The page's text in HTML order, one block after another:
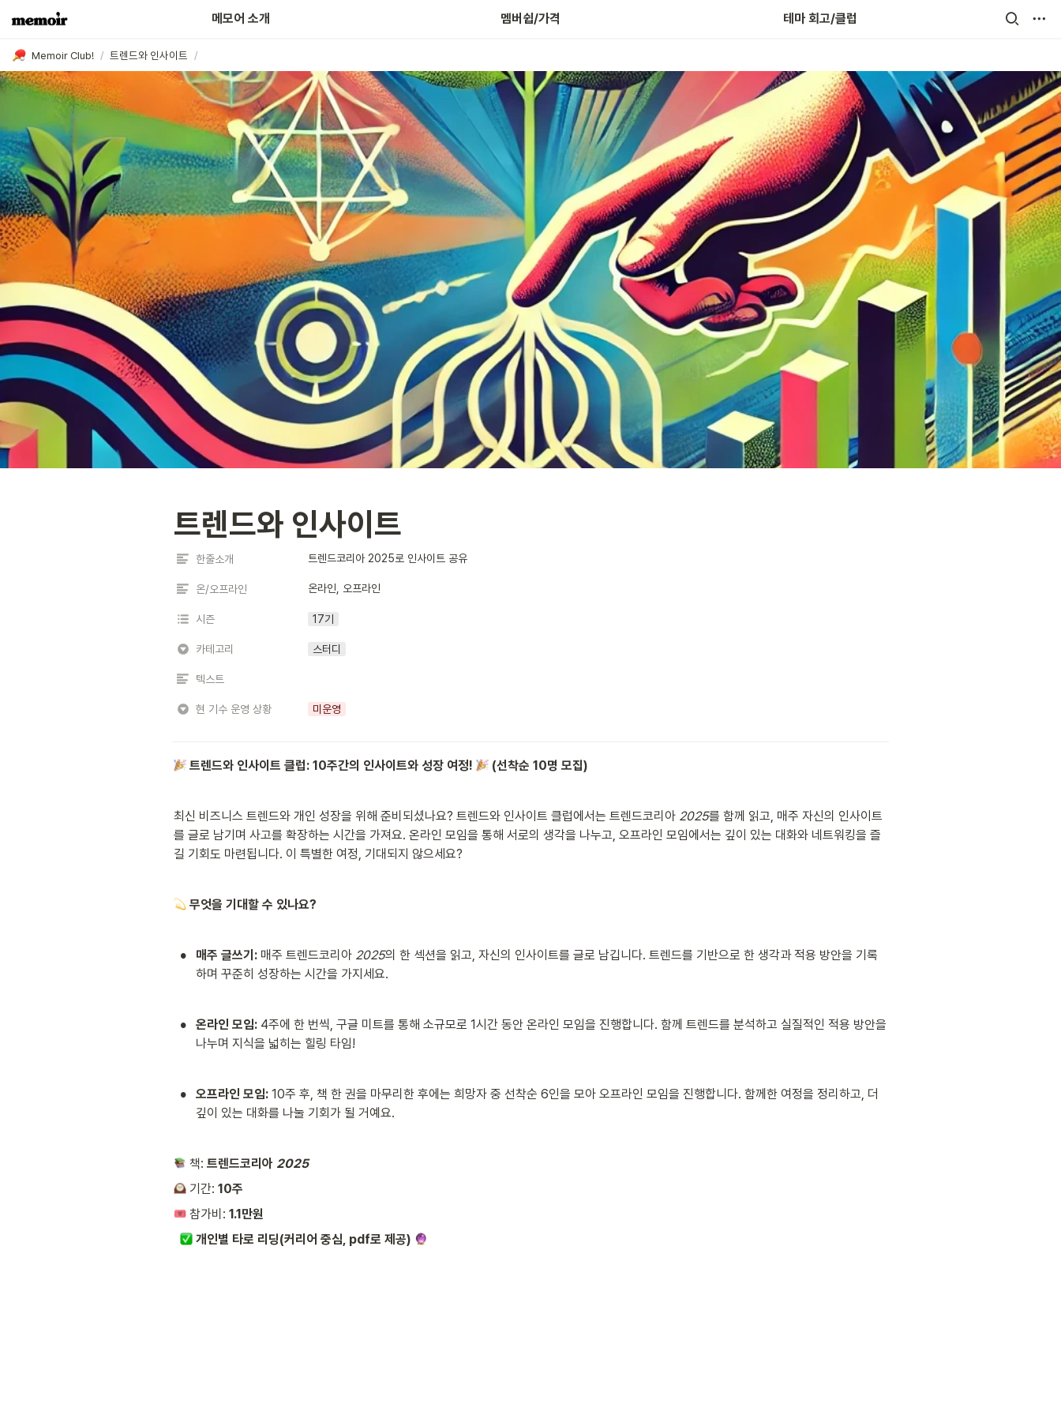
메모어 소개 멤버쉽/가격 테마 회고/클럽
Memoir Club! / 트렌드와 인사이트 /
어떤 분들이 함께하고 있나요? 나의 보증금 확인하기 회고인(人)터뷰
트렌드와 인사이트
한줄소개 트렌드코리아 2025로 인사이트 공유
온/오프라인 온라인, 오프라인
시즌 17기
카테고리 스터디
텍스트
현 기수 운영 상황 미운영
트렌드와 인사이트 클럽: 10주간의 인사이트와 성장 여정! (선착순 10명 모집)
최신 비즈니스 트렌드와 개인 성장을 위해 준비되셨나요? 트렌드와 인사이트 클럽에서는 트렌드코리아 2025를 함께 읽고, 매주 자신의 인사이트
를 글로 남기며 사고를 확장하는 시간을 가져요. 온라인 모임을 통해 서로의 생각을 나누고, 오프라인 모임에서는 깊이 있는 대화와 네트워킹을 즐
길 기회도 마련됩니다. 이 특별한 여정, 기대되지 않으세요?
무엇을 기대할 수 있나요?
• 매주 글쓰기: 매주 트렌드코리아 2025의 한 섹션을 읽고, 자신의 인사이트를 글로 남깁니다. 트렌드를 기반으로 한 생각과 적용 방안을 기록
하며 꾸준히 성장하는 시간을 가지세요.
• 온라인 모임: 4주에 한 번씩, 구글 미트를 통해 소규모로 1시간 동안 온라인 모임을 진행합니다. 함께 트렌드를 분석하고 실질적인 적용 방안을
나누며 지식을 넓히는 힐링 타임!
• 오프라인 모임: 10주 후, 책 한 권을 마무리한 후에는 희망자 중 선착순 6인을 모아 오프라인 모임을 진행합니다. 함께한 여정을 정리하고, 더
깊이 있는 대화를 나눌 기회가 될 거예요.
책: 트렌드코리아 2025
기간: 10주
참가비: 1.1만원
개인별 타로 리딩(커리어 중심, pdf로 제공)